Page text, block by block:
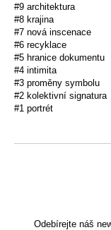
#9 architektura
#8 krajina
#7 nová inscenace
#6 recyklace
#5 hranice dokumentu
#4 intimita
#3 proměny symbolu
#2 kolektivní signatura
#1 portrét
Odebírejte náš